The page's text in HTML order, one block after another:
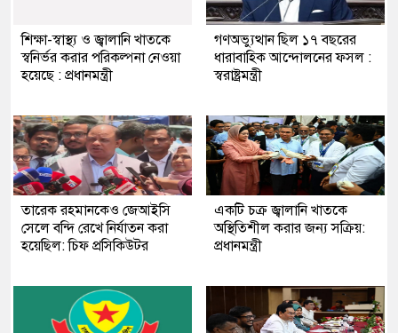
শিক্ষা-স্বাস্থ্য ও জ্বালানি খাতকে
স্বনির্ভর করার পরিকল্পনা নেওয়া
হয়েছে : প্রধানমন্ত্রী
গণঅভ্যুত্থান ছিল ১৭ বছরের
ধারাবাহিক আন্দোলনের ফসল :
স্বরাষ্ট্রমন্ত্রী
তারেক রহমানকেও জেআইসি
সেলে বন্দি রেখে নির্যাতন করা
হয়েছিল: চিফ প্রসিকিউটর
একটি চক্র জ্বালানি খাতকে
অস্থিতিশীল করার জন্য সক্রিয়:
প্রধানমন্ত্রী